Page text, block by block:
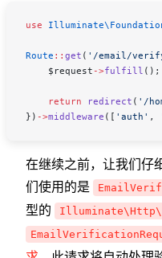
use
Route :: get ( '/email/
    $request
->fulfill ();
    return
redirect ( '/
}) ->middleware ([ 'auth' ,
在继续之前，让我们仔
们使用的是
型的